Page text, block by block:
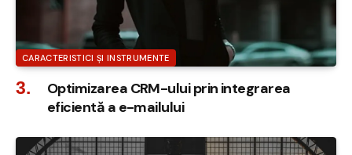
CARACTERISTICI ȘI INSTRUMENTE
Optimizarea CRM-ului prin integrarea
eficientă a e-mailului